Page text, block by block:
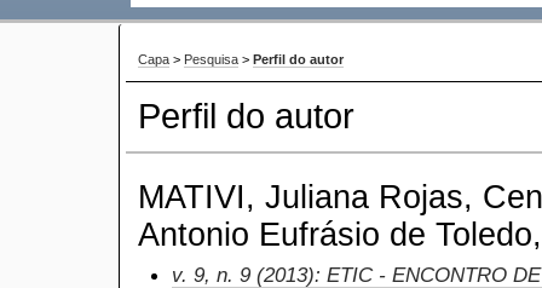
Capa > Pesquisa > Perfil do autor
Perfil do autor
MATIVI, Juliana Rojas,
Antonio Eufrásio de
v. 9, n. 9 (2013): ETIC - ENCONTRO